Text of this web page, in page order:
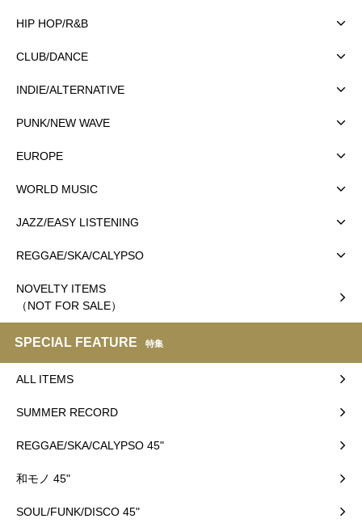
HIP HOP/R&B
CLUB/DANCE
INDIE/ALTERNATIVE
PUNK/NEW WAVE
EUROPE
WORLD MUSIC
JAZZ/EASY LISTENING
REGGAE/SKA/CALYPSO
NOVELTY ITEMS
（NOT FOR SALE）
SPECIAL FEATURE 特集
ALL ITEMS
SUMMER RECORD
REGGAE/SKA/CALYPSO 45"
和モノ 45"
SOUL/FUNK/DISCO 45"